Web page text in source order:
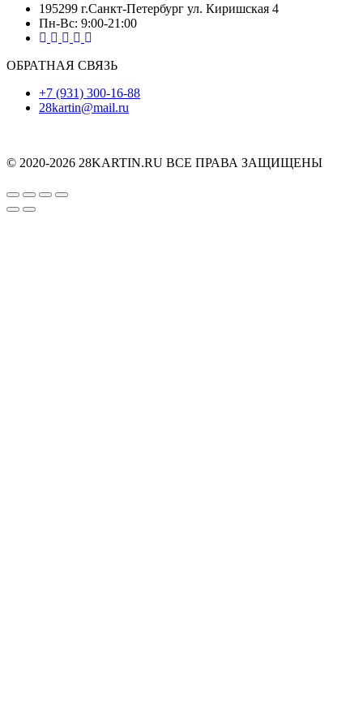
195299 г.Санкт-Петербург ул. Киришская 4
Пн-Вс: 9:00-21:00
ОБРАТНАЯ СВЯЗЬ
+7 (931) 300-16-88
28kartin@mail.ru
© 2020-2026 28KARTIN.RU ВСЕ ПРАВА ЗАЩИЩЕНЫ